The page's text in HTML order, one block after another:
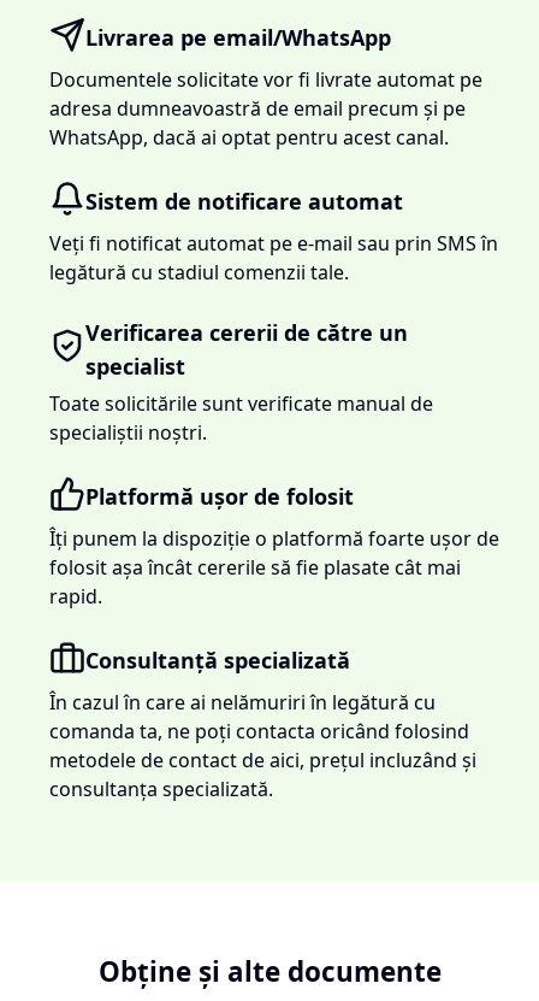
Livrarea pe email/WhatsApp
Documentele solicitate vor fi livrate automat pe
adresa dumneavoastră de email precum și pe
WhatsApp, dacă ai optat pentru acest canal.
Sistem de notificare automat
Veți fi notificat automat pe e-mail sau prin SMS în
legătură cu stadiul comenzii tale.
Verificarea cererii de către un
specialist
Toate solicitările sunt verificate manual de
specialiștii noștri.
Platformă ușor de folosit
Îți punem la dispoziție o platformă foarte ușor de
folosit așa încât cererile să fie plasate cât mai
rapid.
Consultanță specializată
În cazul în care ai nelămuriri în legătură cu
comanda ta, ne poți contacta oricând folosind
metodele de contact de aici, prețul incluzând și
consultanța specializată.
Obține și alte documente